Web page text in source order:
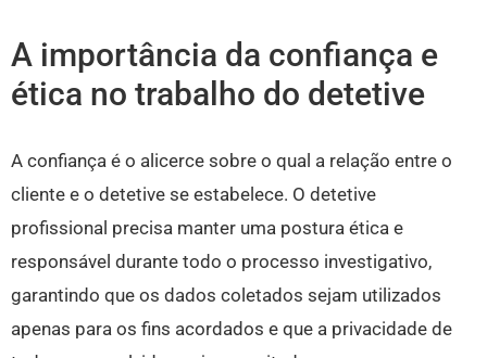
A importância da confiança e
ética no trabalho do detetive
A confiança é o alicerce sobre o qual a relação entre o
cliente e o detetive se estabelece. O detetive
profissional precisa manter uma postura ética e
responsável durante todo o processo investigativo,
garantindo que os dados coletados sejam utilizados
apenas para os fins acordados e que a privacidade de